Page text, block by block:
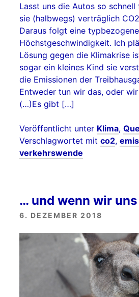
Lasst uns die Autos so schnell
sie (halbwegs) verträglich
Daraus folgt eine typbezogene
Höchstgeschwindigkeit. Ich
Lösung gegen die Klimakrise
sogar ein kleines Kind sie
die Emissionen der
Entweder tun wir das, oder
(…)Es gibt […]
Veröffentlicht unter Klima,
Verschlagwortet mit co2,
verkehrswende
… und wenn wir
6. DEZEMBER 2018